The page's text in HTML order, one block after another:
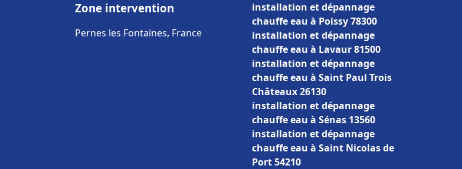
Zone intervention
Pernes les Fontaines, France
installation et dépannage
chauffe eau à Poissy 78300
installation et dépannage
chauffe eau à Lavaur 81500
installation et dépannage
chauffe eau à Saint Paul Trois
Châteaux 26130
installation et dépannage
chauffe eau à Sénas 13560
installation et dépannage
chauffe eau à Saint Nicolas de
Port 54210